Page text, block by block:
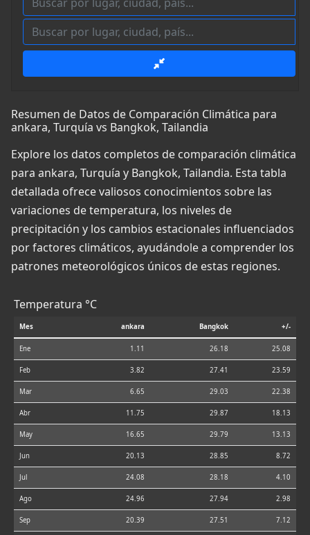
Resumen de Datos de Comparación Climática para
ankara, Turquía vs Bangkok, Tailandia
Explore los datos completos de comparación climática
para ankara, Turquía y Bangkok, Tailandia. Esta tabla
detallada ofrece valiosos conocimientos sobre las
variaciones de temperatura, los niveles de
precipitación y los cambios estacionales influenciados
por factores climáticos, ayudándole a comprender los
patrones meteorológicos únicos de estas regiones.
Temperatura °C
Mes ankara Bangkok +/-
Ene 1.11 26.18 25.08
Feb 3.82 27.41 23.59
Mar 6.65 29.03 22.38
Abr 11.75 29.87 18.13
May 16.65 29.79 13.13
Jun 20.13 28.85 8.72
Jul 24.08 28.18 4.10
Ago 24.96 27.94 2.98
Sep 20.39 27.51 7.12